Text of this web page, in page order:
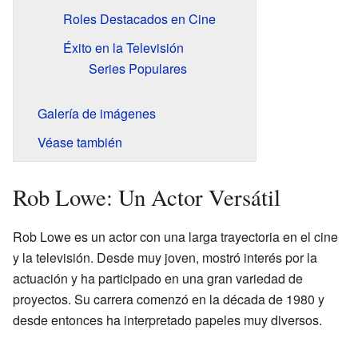
Roles Destacados en Cine
Éxito en la Televisión
Series Populares
Galería de imágenes
Véase también
Rob Lowe: Un Actor Versátil
Rob Lowe es un actor con una larga trayectoria en el cine
y la televisión. Desde muy joven, mostró interés por la
actuación y ha participado en una gran variedad de
proyectos. Su carrera comenzó en la década de 1980 y
desde entonces ha interpretado papeles muy diversos.